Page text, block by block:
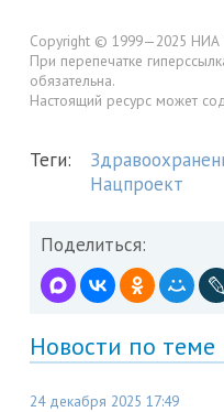
Copyright © 1999—2025 НИА
При перепечатке
обязательна.
Настоящий ресурс может
Теги:
Нацпроект
Поделиться:
Новости по теме
24 декабря 2025 17:49